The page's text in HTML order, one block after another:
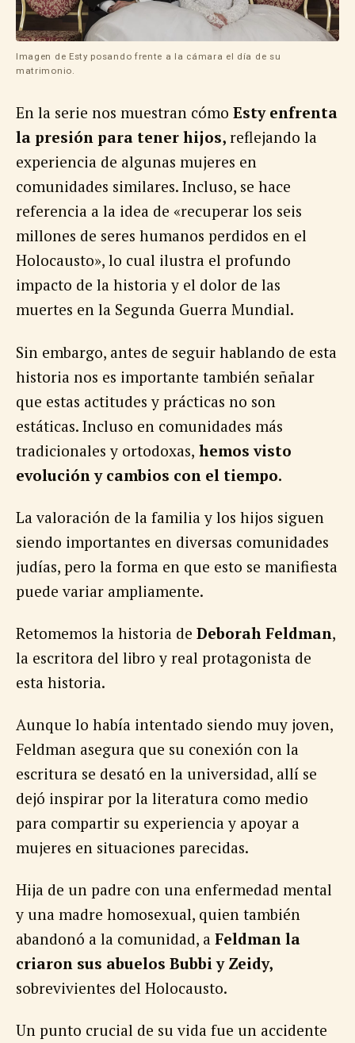
Imagen de Esty posando frente a la cámara el día de su
matrimonio.
En la serie nos muestran cómo Esty enfrenta
la presión para tener hijos, reflejando la
experiencia de algunas mujeres en
comunidades similares. Incluso, se hace
referencia a la idea de «recuperar los seis
millones de seres humanos perdidos en el
Holocausto», lo cual ilustra el profundo
impacto de la historia y el dolor de las
muertes en la Segunda Guerra Mundial.
Sin embargo, antes de seguir hablando de esta
historia nos es importante también señalar
que estas actitudes y prácticas no son
estáticas. Incluso en comunidades más
tradicionales y ortodoxas, hemos visto
evolución y cambios con el tiempo.
La valoración de la familia y los hijos siguen
siendo importantes en diversas comunidades
judías, pero la forma en que esto se manifiesta
puede variar ampliamente.
Retomemos la historia de Deborah Feldman,
la escritora del libro y real protagonista de
esta historia.
Aunque lo había intentado siendo muy joven,
Feldman asegura que su conexión con la
escritura se desató en la universidad, allí se
dejó inspirar por la literatura como medio
para compartir su experiencia y apoyar a
mujeres en situaciones parecidas.
Hija de un padre con una enfermedad mental
y una madre homosexual, quien también
abandonó a la comunidad, a Feldman la
criaron sus abuelos Bubbi y Zeidy,
sobrevivientes del Holocausto.
Un punto crucial de su vida fue un accidente